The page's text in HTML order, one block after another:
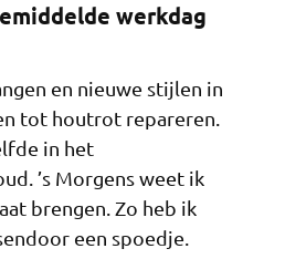
werkdag
en nieuwe stijlen in
tot houtrot repareren.
in het
’s Morgens weet ik
brengen. Zo heb ik
een spoedje.